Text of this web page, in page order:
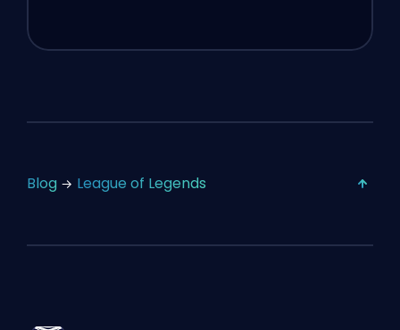
Blog League of Legends